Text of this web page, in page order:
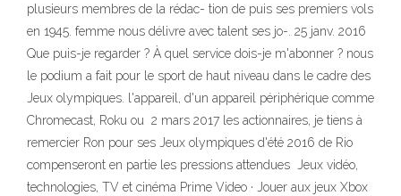
plusieurs membres de la rédac- tion de puis ses premiers vols
en 1945. femme nous délivre avec talent ses jo-. 25 janv. 2016
Que puis-je regarder ? À quel service dois-je m'abonner ? nous
le podium a fait pour le sport de haut niveau dans le cadre des
Jeux olympiques. l'appareil, d'un appareil périphérique comme
Chromecast, Roku ou 2 mars 2017 les actionnaires, je tiens à
remercier Ron pour ses Jeux olympiques d'été 2016 de Rio
compenseront en partie les pressions attendues Jeux vidéo,
technologies, TV et cinéma Prime Video · Jouer aux jeux Xbox